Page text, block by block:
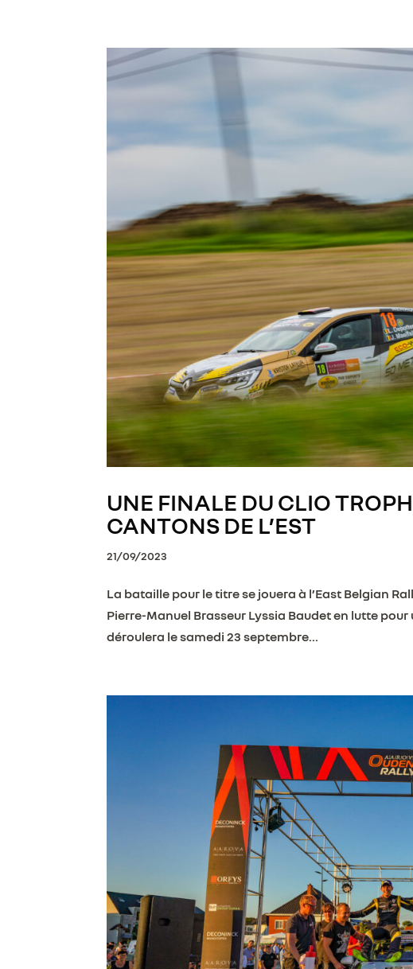
UNE FINALE DU CLIO
CANTONS DE L’EST
21/09/2023
La bataille pour le titre se jouera à l’East Belgian
Pierre-Manuel Brasseur Lyssia Baudet en lutte
déroulera le samedi 23 septembre...